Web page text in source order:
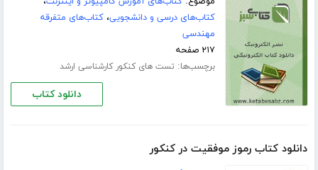
کتاب‌های درسی و دانشجویی،کتاب‌های متفرقه
مهندسی
۲۱۷ صفحه
برچسب‌ها: تست های کنکور کارشناسی ارشد
دانلود کتاب
دانلود کتاب رموز موفقیت در کنکور